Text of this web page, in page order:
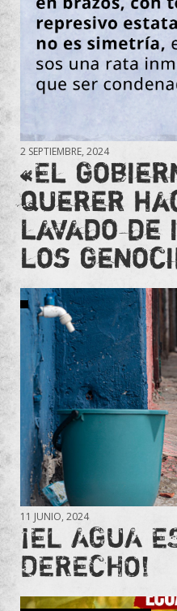
2 SEPTIEMBRE, 2024
«El
querer
lavado de
los
11 JUNIO, 2024
¡EL AGUA
DERECHO!